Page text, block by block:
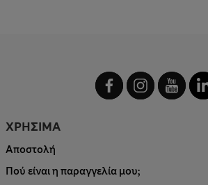
ΧΡΗΣΙΜΑ
Αποστολή
Πού είναι η παραγγελία μου;